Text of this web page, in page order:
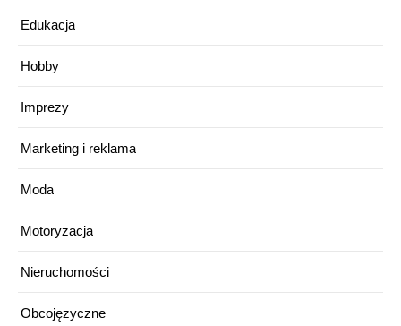
Edukacja
Hobby
Imprezy
Marketing i reklama
Moda
Motoryzacja
Nieruchomości
Obcojęzyczne